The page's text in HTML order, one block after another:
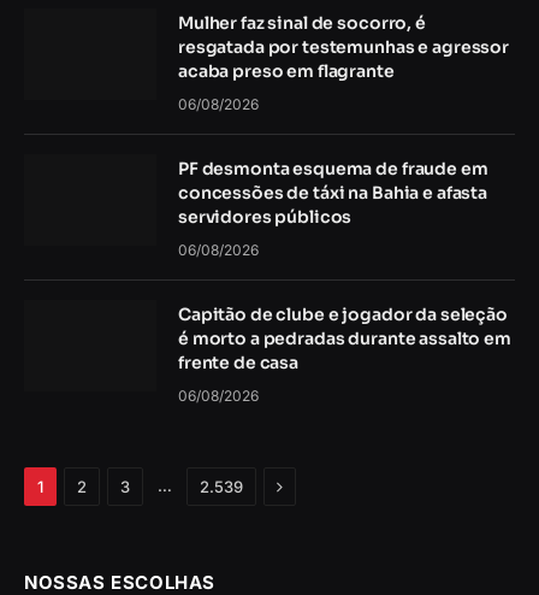
Mulher faz sinal de socorro, é
resgatada por testemunhas e agressor
acaba preso em flagrante
06/08/2026
PF desmonta esquema de fraude em
concessões de táxi na Bahia e afasta
servidores públicos
06/08/2026
Capitão de clube e jogador da seleção
é morto a pedradas durante assalto em
frente de casa
06/08/2026
1 2 3 … 2.539 Próximo
NOSSAS ESCOLHAS